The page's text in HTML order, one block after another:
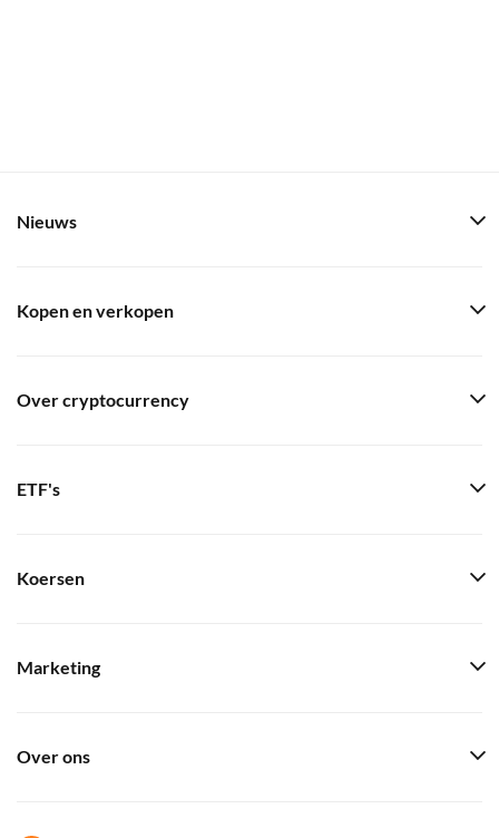
Nieuws
Kopen en verkopen
Over cryptocurrency
ETF's
Koersen
Marketing
Over ons